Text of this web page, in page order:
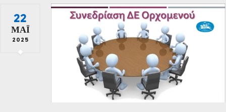
22
ΜΆΙ
2025